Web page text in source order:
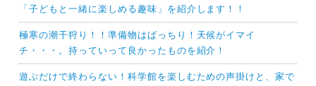
「子どもと一緒に楽しめる趣味」を紹介します！！
極寒の潮干狩り！！準備物はばっちり！天候がイマイ
チ・・・。持っていって良かったものを紹介！
遊ぶだけで終わらない！科学館を楽しむための声掛けと、家で